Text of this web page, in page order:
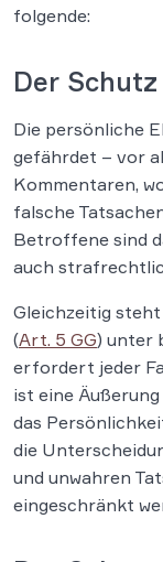
folgende:
Der
Die persönliche
gefährdet – vor
Kommentaren,
falsche
Betroffene sind
auch
Gleichzeitig
(Art. 5 GG) unter
erfordert jeder
ist eine
das
die
und unwahren
eingeschränkt